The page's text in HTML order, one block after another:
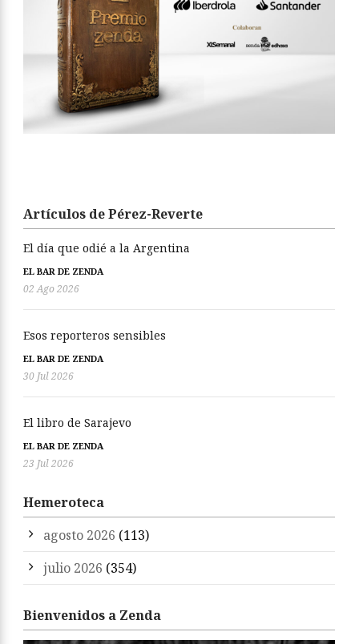
Artículos de Pérez-Reverte
El día que odié a la Argentina
EL BAR DE ZENDA
02 Ago 2026
Esos reporteros sensibles
EL BAR DE ZENDA
30 Jul 2026
El libro de Sarajevo
EL BAR DE ZENDA
23 Jul 2026
Hemeroteca
agosto 2026 (113)
julio 2026 (354)
Bienvenidos a Zenda